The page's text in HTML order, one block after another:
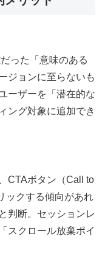
った「意味のある
ジョンに至らないも
ーザーを「潜在的な
ング対象に追加でき
CTAボタン（Call to
ックする傾向があれ
判断。セッションレ
スクロール放棄ポイ